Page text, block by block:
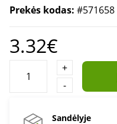
Prekės kodas: #571658
3.32€
+
-
Sandėlyje